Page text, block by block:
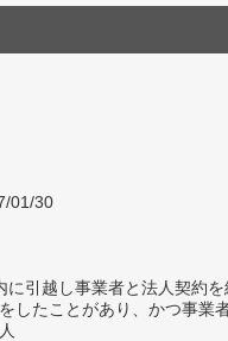
01/30
に引越し事業者と法人契約
したことがあり、かつ事業